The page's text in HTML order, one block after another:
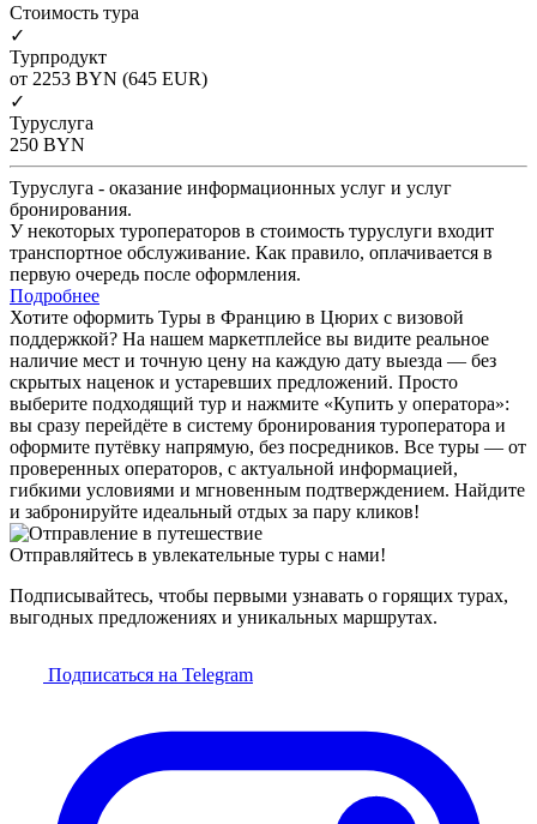
Cтоимость тура
✓
Турпродукт
от 2253 BYN (645 EUR)
✓
Туруслуга
250 BYN
Туруслуга - оказание информационных услуг и услуг
бронирования.
У некоторых туроператоров в стоимость туруслуги входит
транспортное обслуживание. Как правило, оплачивается в
первую очередь после оформления.
Подробнее
Хотите оформить Туры в Францию в Цюрих с визовой
поддержкой? На нашем маркетплейсе вы видите реальное
наличие мест и точную цену на каждую дату выезда — без
скрытых наценок и устаревших предложений. Просто
выберите подходящий тур и нажмите «Купить у оператора»:
вы сразу перейдёте в систему бронирования туроператора и
оформите путёвку напрямую, без посредников. Все туры — от
проверенных операторов, с актуальной информацией,
гибкими условиями и мгновенным подтверждением. Найдите
и забронируйте идеальный отдых за пару кликов!
Отправляйтесь в увлекательные туры с нами!
Подписывайтесь, чтобы первыми узнавать о горящих турах,
выгодных предложениях и уникальных маршрутах.
Подписаться на Telegram